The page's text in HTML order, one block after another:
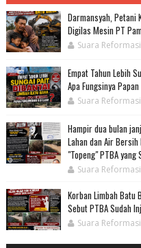
Darmansyah, Petani
Digilas Mesin PT
Suara
Empat Tahun Lebih
Apa Fungsinya
Suara
Hampir dua bulan
Lahan dan Air
"Topeng" PTBA yang
Suara
Korban Limbah Batu
Sebut PTBA Sudah
Suara